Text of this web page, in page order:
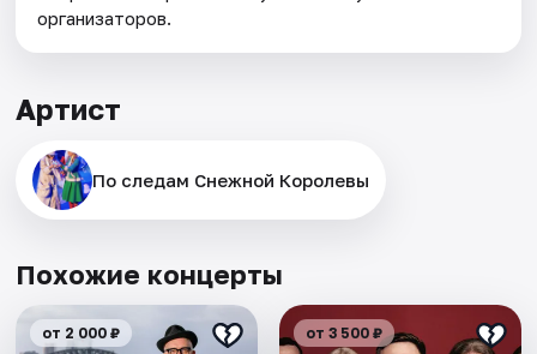
организаторов.
Артист
По следам Снежной Королевы
Похожие концерты
от 2 000 ₽ от 3 500 ₽